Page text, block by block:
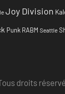
Joy Division
Punk RABM Seattle
droits